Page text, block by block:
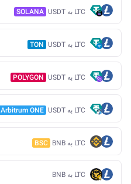
LTC به USDT SOLANA
LTC به USDT TON
LTC به USDT POLYGON
LTC به USDT Arbitrum ONE
LTC به BNB BSC
LTC به BNB